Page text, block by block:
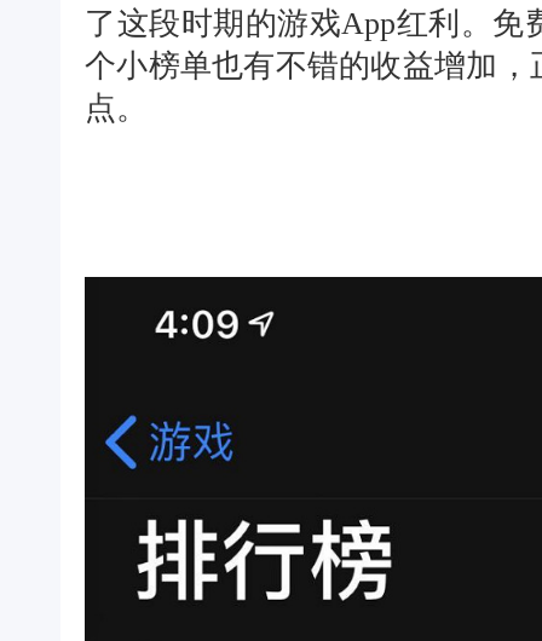
了这段时期的游戏App红利。
个小榜单也有不错的收益增加
点。